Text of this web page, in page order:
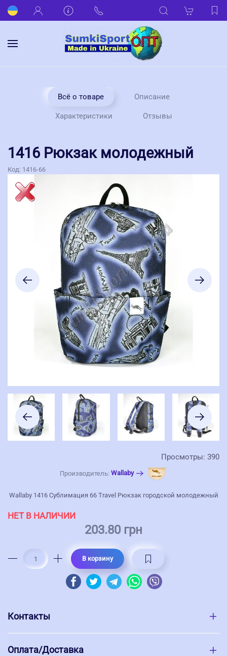
Всё о товаре Описание
Характеристики Отзывы
1416 Рюкзак молодежный
Код: 1416-66
Просмотры: 390
Производитель: Wallaby
Wallaby 1416 Сублимация 66 Travel Рюкзак городской молодежный
НЕТ В НАЛИЧИИ
203.80 грн
В корзину
Контакты
Оплата/Доставка